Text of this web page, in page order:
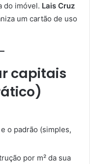
do imóvel. Lais Cruz
um cartão de uso
capitais
o padrão (simples,
por m² da sua